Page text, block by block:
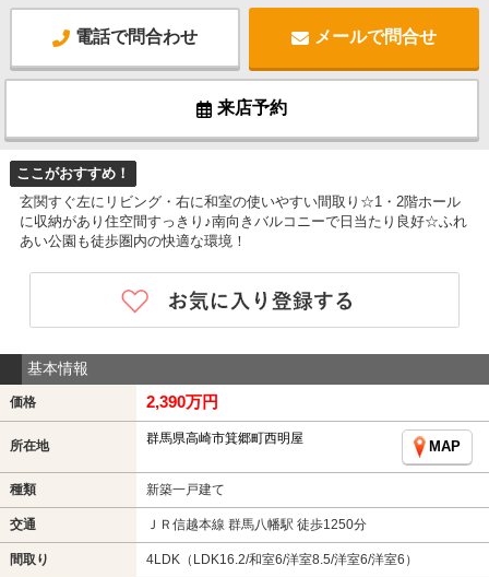
電話で問合わせ メールで問合せ
来店予約
ここがおすすめ！
玄関すぐ左にリビング・右に和室の使いやすい間取り☆1・2階ホール
に収納があり住空間すっきり♪南向きバルコニーで日当たり良好☆ふれ
あい公園も徒歩圏内の快適な環境！
基本情報
価格 2,390万円
所在地 群馬県高崎市箕郷町西明屋
MAP
種類 新築一戸建て
交通 ＪＲ信越本線 群馬八幡駅 徒歩1250分
間取り 4LDK（LDK16.2/和室6/洋室8.5/洋室6/洋室6）